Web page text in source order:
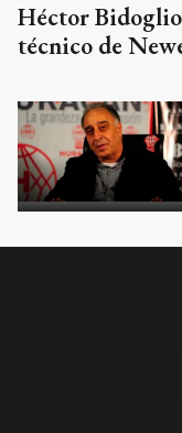
Héctor
técnico de